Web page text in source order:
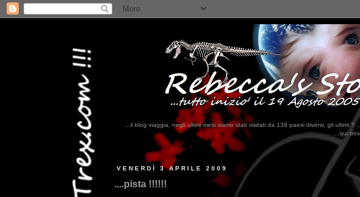
...il blog viaggia, negli ultimi mesi siamo stati visitati da 139 paesi diversi, gli ultimi
...qui trovate il nostro viaggio in
VENERDÌ 3 APRILE 2009
....pista !!!!!!